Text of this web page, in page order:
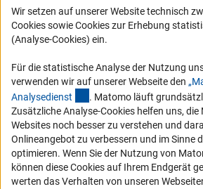
RSS-Feeds
Compliance
Barrierefreiheit
Service und Informationen für Menschen mit
Erklärung zur Barrierefreiheit
Barriere melden
DFG-aktuell
Wir setzen auf unserer Website technisch
Cookies sowie Cookies zur Erhebung
(Analyse-Cookies) ein.
Für die statistische Analyse der Nutzung
verwenden wir auf unserer Webseite den
Analysedienst (externer Link)
. Matomo läuft
Zusätzliche Analyse-Cookies helfen uns,
Websites noch besser zu verstehen und
Onlineangebot zu verbessern und im Sinne
optimieren. Wenn Sie der Nutzung von
können diese Cookies auf Ihrem Endgerät
werten das Verhalten von unseren